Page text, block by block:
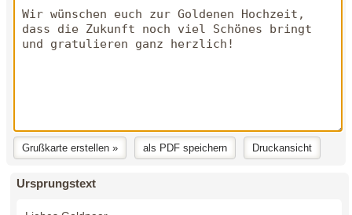
Ursprungstext